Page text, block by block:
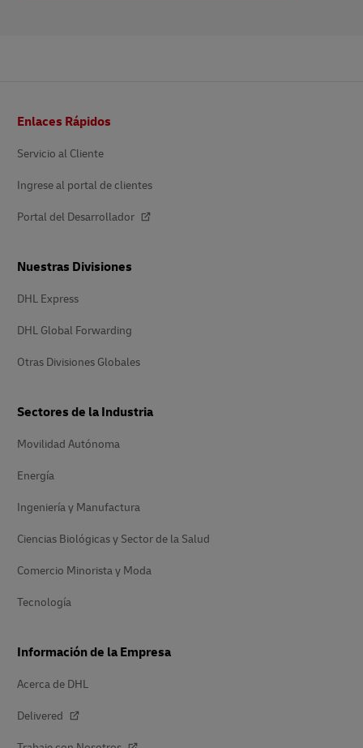
de
Enlaces Rápidos
Servicio al Cliente
Ingrese al portal de clientes
Portal del Desarrollador
Nuestras Divisiones
DHL Express
DHL Global Forwarding
Otras Divisiones Globales
Sectores de la Industria
Movilidad Autónoma
Energía
Ingeniería y Manufactura
Ciencias Biológicas y Sector de la Salud
Comercio Minorista y Moda
Tecnología
Información de la Empresa
Acerca de DHL
Delivered